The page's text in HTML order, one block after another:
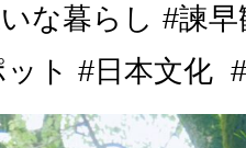
な暮らし #諫
ト #日本文化